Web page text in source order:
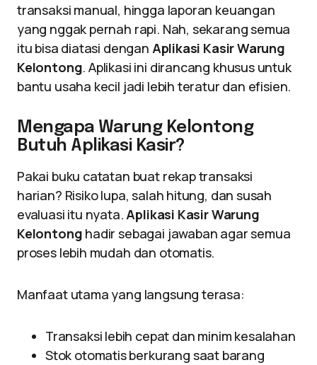
transaksi manual, hingga laporan keuangan
yang nggak pernah rapi. Nah, sekarang semua
itu bisa diatasi dengan Aplikasi Kasir Warung
Kelontong. Aplikasi ini dirancang khusus untuk
bantu usaha kecil jadi lebih teratur dan efisien.
Mengapa Warung Kelontong
Butuh Aplikasi Kasir?
Pakai buku catatan buat rekap transaksi
harian? Risiko lupa, salah hitung, dan susah
evaluasi itu nyata.Aplikasi Kasir Warung
Kelontong hadir sebagai jawaban agar semua
proses lebih mudah dan otomatis.
Manfaat utama yang langsung terasa:
Transaksi lebih cepat dan minim kesalahan
Stok otomatis berkurang saat barang